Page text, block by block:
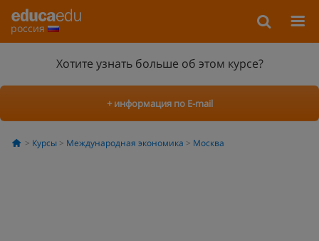
россия
Хотите узнать больше об этом курсе?
+ информация по E-mail
Курсы Международная экономика Москва